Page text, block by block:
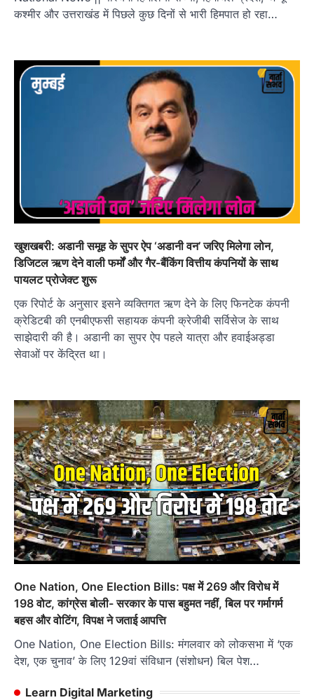
कश्मीर और उत्तराखंड में पिछले कुछ दिनों से भारी हिमपात हो रहा…
खुशखबरी: अडानी समूह के सुपर ऐप ‘अडानी वन’ ज‎रिए मिलेगा लोन,
डिजिटल ऋण देने वाली फर्मों और गैर-बैंकिंग वित्तीय कंपनियों के साथ
पायलट प्रोजेक्ट शुरू
एक रिपोर्ट के अनुसार इसने व्यक्तिगत ऋण देने के लिए फिनटेक कंपनी
क्रेडिटबी की एनबीएफसी सहायक कंपनी क्रेजीबी सर्विसेज के साथ
साझेदारी की है। अडानी का सुपर ऐप पहले यात्रा और हवाईअड्डा
सेवाओं पर केंद्रित था।
One Nation, One Election Bills: पक्ष में 269 और विरोध में
198 वोट, कांग्रेस बोली- सरकार के पास बहुमत नहीं, बिल पर गर्मागर्म
बहस और वोटिंग, विपक्ष ने जताई आपत्ति
One Nation, One Election Bills: मंगलवार को लोकसभा में ‘एक
देश, एक चुनाव’ के लिए 129वां संविधान (संशोधन) बिल पेश…
Learn Digital Marketing